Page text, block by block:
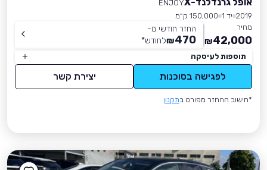
ENJOY
2019 יד 1
150,000 ק״מ
מחיר
42,000
₪
החזר חודשי מ-
470
₪לחודש*
תוספות לעיסקה
לפגישה בסוכנות יצירת קשר
*חישוב ההחזר מפורט בתקנון